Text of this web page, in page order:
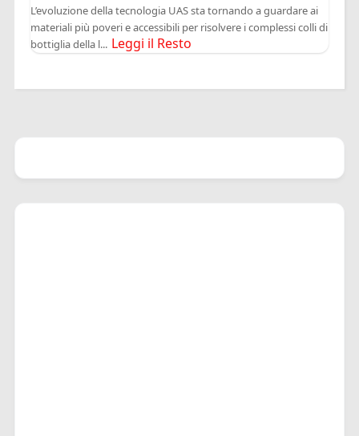
L’evoluzione della tecnologia UAS sta tornando a guardare ai
materiali più poveri e accessibili per risolvere i complessi colli di
bottiglia della l... Leggi il Resto